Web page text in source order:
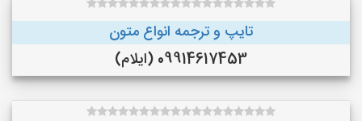
تایپ و ترجمه انواع متون
09914617453 (ایلام)